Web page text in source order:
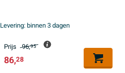
Levering:binnen 3 dagen
Prijs 96,95
86,28